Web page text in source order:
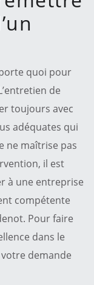
quoi pour
de
toujours avec
adéquates qui
ne maîtrise pas
il est
à une entreprise
compétente
Pour faire
dans le
demande